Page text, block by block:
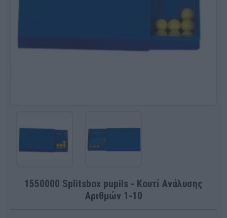
1550000 Splitsbox pupils - Κουτί Ανάλυσης
Αριθμών 1-10